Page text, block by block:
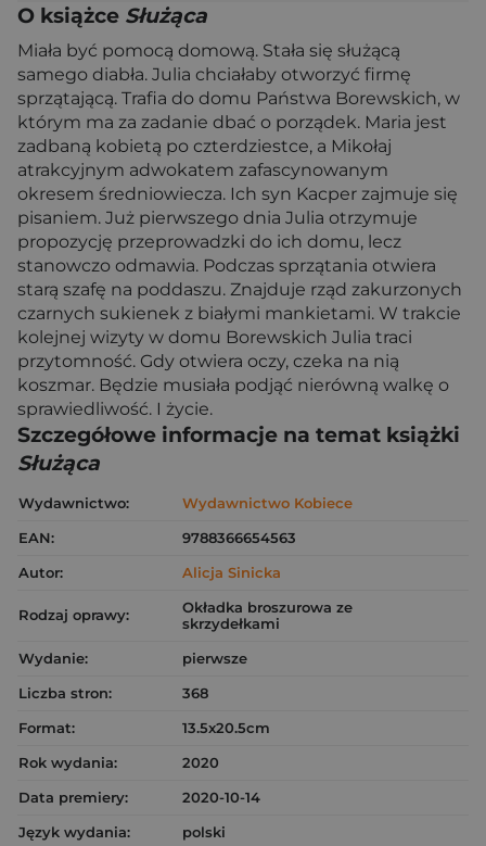
O książce Służąca
Miała być pomocą domową. Stała się służącą
samego diabła. Julia chciałaby otworzyć firmę
sprzątającą. Trafia do domu Państwa Borewskich, w
którym ma za zadanie dbać o porządek. Maria jest
zadbaną kobietą po czterdziestce, a Mikołaj
atrakcyjnym adwokatem zafascynowanym
okresem średniowiecza. Ich syn Kacper zajmuje się
pisaniem. Już pierwszego dnia Julia otrzymuje
propozycję przeprowadzki do ich domu, lecz
stanowczo odmawia. Podczas sprzątania otwiera
starą szafę na poddaszu. Znajduje rząd zakurzonych
czarnych sukienek z białymi mankietami. W trakcie
kolejnej wizyty w domu Borewskich Julia traci
przytomność. Gdy otwiera oczy, czeka na nią
koszmar. Będzie musiała podjąć nierówną walkę o
sprawiedliwość. I życie.
Szczegółowe informacje na temat książki
Służąca
Wydawnictwo:
Wydawnictwo Kobiece
EAN:
9788366654563
Autor:
Alicja Sinicka
Rodzaj oprawy:
Okładka broszurowa ze
skrzydełkami
Wydanie:
pierwsze
Liczba stron:
368
Format:
13.5x20.5cm
Rok wydania:
2020
Data premiery:
2020-10-14
Język wydania:
polski